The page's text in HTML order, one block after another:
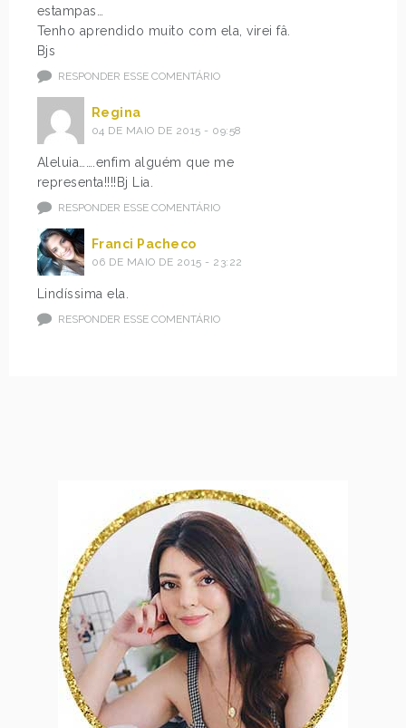
estampas…
Tenho aprendido muito com ela, virei fâ.
Bjs
RESPONDER ESSE COMENTÁRIO
Regina
04 DE MAIO DE 2015 - 09:58
Aleluia…….enfim alguém que me
representa!!!!Bj Lia.
RESPONDER ESSE COMENTÁRIO
Franci Pacheco
06 DE MAIO DE 2015 - 23:22
Lindíssima ela.
RESPONDER ESSE COMENTÁRIO